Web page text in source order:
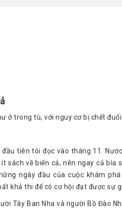
ở trong tù, với nguy cơ bị chết
tiên tôi đọc vào tháng 11.
sách về biển cả, nên ngay cả bìa
ngày đầu của cuộc khám
khả thi để có cơ hội đạt được sự
Tây Ban Nha và người Bồ Đào